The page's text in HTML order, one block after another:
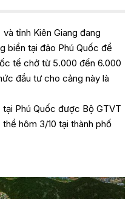
tỉnh Kiên Giang đang
biển tại đảo Phú Quốc để
tế chở từ 5.000 đến 6.000
đầu tư cho cảng này là
Phú Quốc được Bộ GTVT
hôm 3/10 tại thành phố